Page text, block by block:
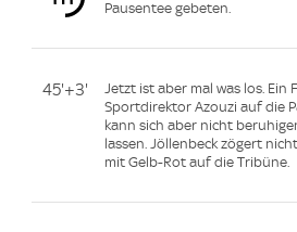
Pausentee gebeten.
45'+3'
Jetzt ist aber mal was los.
Sportdirektor Azouzi auf die
kann sich aber nicht
lassen. Jöllenbeck zögert
mit Gelb-Rot auf die Tribüne.